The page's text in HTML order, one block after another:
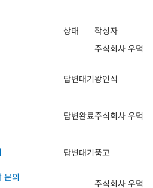
상태 작성자
주식회사 우덕
답변대기왕인석
답변완료주식회사 우덕
답변대기품고
문의
주식회사 우덕